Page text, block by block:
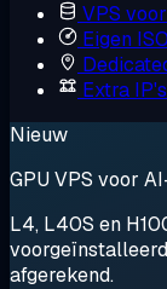
VPS
Eigen ISO
Extra IP's
Nieuw
GPU VPS voor
L4, L40S en
afgerekend.